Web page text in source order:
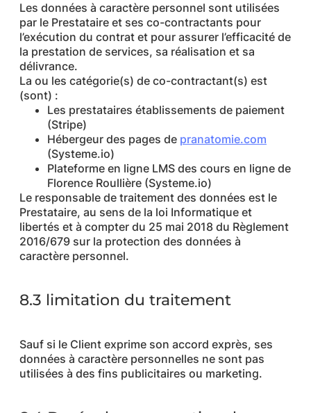
Les données à caractère personnel sont utilisées
par le Prestataire et ses co-contractants pour
l’exécution du contrat et pour assurer l’efficacité de
la prestation de services, sa réalisation et sa
délivrance.
La ou les catégorie(s) de co-contractant(s) est
(sont) :
Les prestataires établissements de paiement
(Stripe)
Hébergeur des pages de pranatomie.com
(Systeme.io)
Plateforme en ligne LMS des cours en ligne de
Florence Roullière (Systeme.io)
Le responsable de traitement des données est le
Prestataire, au sens de la loi Informatique et
libertés et à compter du 25 mai 2018 du Règlement
2016/679 sur la protection des données à
caractère personnel.
8.3 limitation du traitement
Sauf si le Client exprime son accord exprès, ses
données à caractère personnelles ne sont pas
utilisées à des fins publicitaires ou marketing.